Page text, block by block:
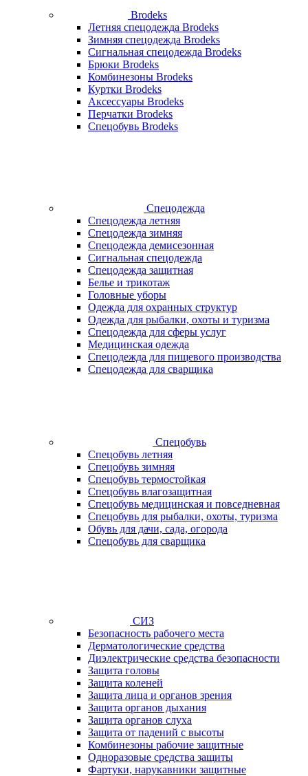
Brodeks
Летняя спецодежда Brodeks
Зимняя спецодежда Brodeks
Сигнальная спецодежда Brodeks
Брюки Brodeks
Комбинезоны Brodeks
Куртки Brodeks
Аксессуары Brodeks
Перчатки Brodeks
Спецобувь Brodeks
Спецодежда
Спецодежда летняя
Спецодежда зимняя
Спецодежда демисезонная
Сигнальная спецодежда
Спецодежда защитная
Белье и трикотаж
Головные уборы
Одежда для охранных структур
Одежда для рыбалки, охоты и туризма
Спецодежда для сферы услуг
Медицинская одежда
Спецодежда для пищевого производства
Спецодежда для сварщика
Спецобувь
Спецобувь летняя
Спецобувь зимняя
Спецобувь термостойкая
Спецобувь влагозащитная
Спецобувь медицинская и повседневная
Спецобувь для рыбалки, охоты, туризма
Обувь для дачи, сада, огорода
Спецобувь для сварщика
СИЗ
Безопасность рабочего места
Дерматологические средства
Диэлектрические средства безопасности
Защита головы
Защита коленей
Защита лица и органов зрения
Защита органов дыхания
Защита органов слуха
Защита от падений с высоты
Комбинезоны рабочие защитные
Одноразовые средства защиты
Фартуки, нарукавники защитные